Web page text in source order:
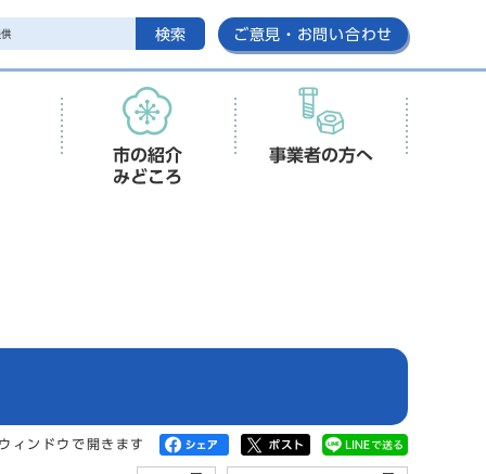
検索 ご意見・お問い合わせ
市の紹介
みどころ
事業者の方へ
ィンドウで開きます